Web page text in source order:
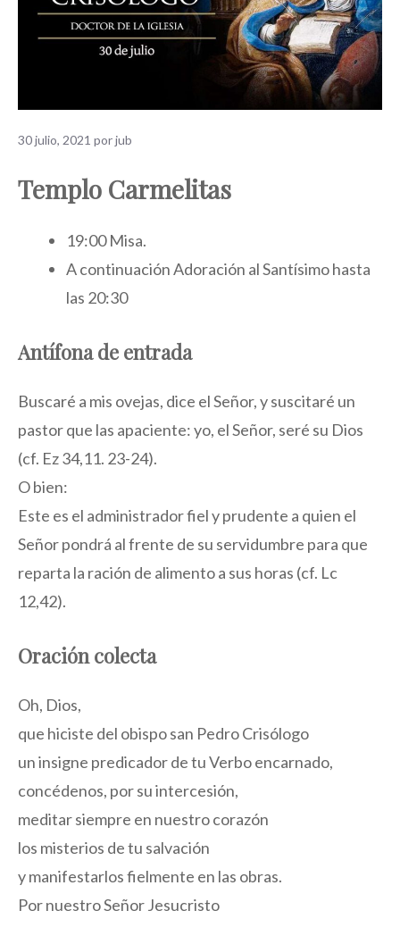
30 julio, 2021 porjub
Templo Carmelitas
19:00 Misa.
A continuación Adoración al Santísimo hasta
las 20:30
Antífona de entrada
Buscaré a mis ovejas, dice el Señor, y suscitaré un
pastor que las apaciente: yo, el Señor, seré su Dios
(cf. Ez 34,11. 23-24).
O bien:
Este es el administrador fiel y prudente a quien el
Señor pondrá al frente de su servidumbre para que
reparta la ración de alimento a sus horas (cf. Lc
12,42).
Oración colecta
Oh, Dios,
que hiciste del obispo san Pedro Crisólogo
un insigne predicador de tu Verbo encarnado,
concédenos, por su intercesión,
meditar siempre en nuestro corazón
los misterios de tu salvación
y manifestarlos fielmente en las obras.
Por nuestro Señor Jesucristo